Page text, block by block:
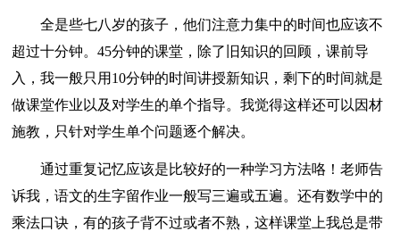
全是些七八岁的孩子，他们注意力集中的时间也应该不
超过十分钟。45分钟的课堂，除了旧知识的回顾，课前导
入，我一般只用10分钟的时间讲授新知识，剩下的时间就是
做课堂作业以及对学生的单个指导。我觉得这样还可以因材
施教，只针对学生单个问题逐个解决。
通过重复记忆应该是比较好的一种学习方法咯！老师告
诉我，语文的生字留作业一般写三遍或五遍。还有数学中的
乘法口诀，有的孩子背不过或者不熟，这样课堂上我总是带